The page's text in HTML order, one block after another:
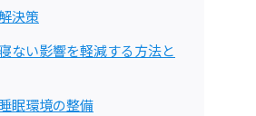
決策
ない影響を軽減する方法と
眠環境の整備